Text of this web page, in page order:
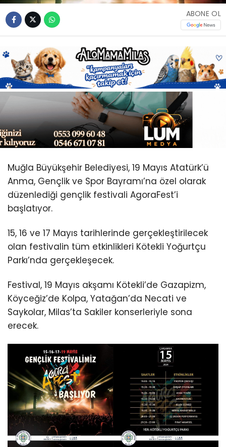
InstagramABONE OL
Muğla Büyükşehir Belediyesi, 19 Mayıs Atatürk’ü
Anma, Gençlik ve Spor Bayramı’na özel olarak
düzenlediği gençlik festivali AgoraFest’i
başlatıyor.
15, 16 ve 17 Mayıs tarihlerinde gerçekleştirilecek
olan festivalin tüm etkinlikleri Kötekli Yoğurtçu
Parkı’nda gerçekleşecek.
Festival, 19 Mayıs akşamı Kötekli’de Gazapizm,
Köyceğiz’de Kolpa, Yatağan’da Necati ve
Saykolar, Milas’ta Sakiler konserleriyle sona
erecek.